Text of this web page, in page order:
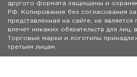
другого формата защищены и
РФ. Копирование без согласования
представленная на сайте, не
влечет никаких обязательств для
Торговые марки и логотипы
третьим лицам.